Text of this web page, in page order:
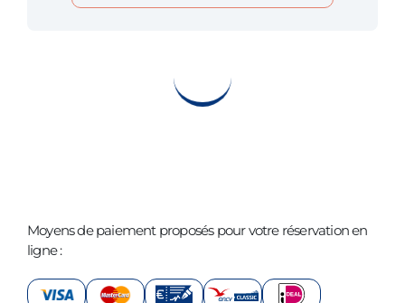
Moyens de paiement proposés pour votre réservation en
ligne :